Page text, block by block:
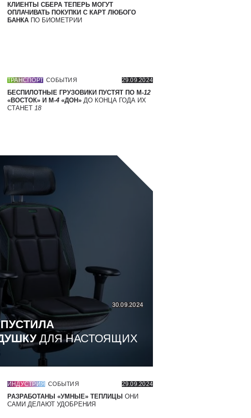
КЛИЕНТЫ СБЕРА ТЕПЕРЬ МОГУТ
ОПЛАЧИВАТЬ ПОКУПКИ С КАРТ ЛЮБОГО
БАНКА ПО БИОМЕТРИИ
ТРАНСПОРТ СОБЫТИЯ 29.09.2024
БЕСПИЛОТНЫЕ ГРУЗОВИКИ ПУСТЯТ ПО М-12
«ВОСТОК» И М-4 «ДОН» ДО КОНЦА ГОДА ИХ
СТАНЕТ 18
30.09.2024
ДЛЯ НАСТОЯЩИХ
ИНДУСТРИЯ СОБЫТИЯ 29.09.2024
РАЗРАБОТАНЫ «УМНЫЕ» ТЕПЛИЦЫ ОНИ
САМИ ДЕЛАЮТ УДОБРЕНИЯ